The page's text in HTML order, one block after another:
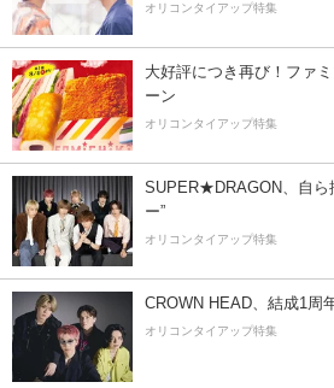
オリコンタイアップ特集
大好評につき再び！ファ
ーン
オリコンタイアップ特集
SUPER★DRAGON、自ら
ー”
オリコンタイアップ特集
CROWN HEAD、結成1周
オリコンタイアップ特集